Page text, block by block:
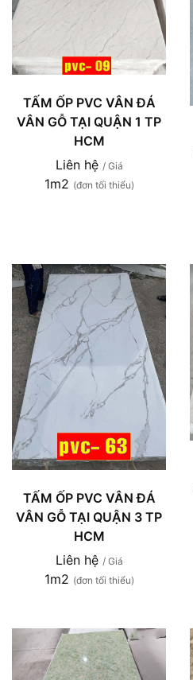
TẤM ỐP PVC VÂN ĐÁ
VÂN GỖ TẠI QUẬN 1 TP
HCM
Liên hệ / Giá
1m2 (đơn tối thiểu)
TẤM ỐP PVC VÂN ĐÁ
VÂN GỖ TẠI QUẬN 3 TP
HCM
Liên hệ / Giá
1m2 (đơn tối thiểu)